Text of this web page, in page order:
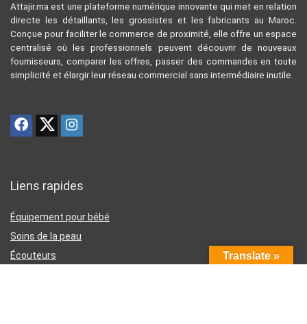
Attajir.ma est une plateforme numérique innovante qui met en relation
directe les détaillants, les grossistes et les fabricants au Maroc.
Conçue pour faciliter le commerce de proximité, elle offre un espace
centralisé où les professionnels peuvent découvrir de nouveaux
fournisseurs, comparer les offres, passer des commandes en toute
simplicité et élargir leur réseau commercial sans intermédiaire inutile.
Liens rapides
Équipement pour bébé
Soins de la peau
Écouteurs
Translate »